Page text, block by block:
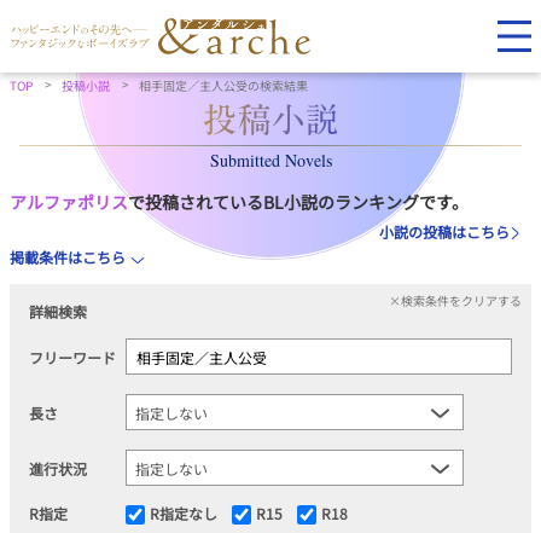
TOP 投稿小説 相手固定／主人公受の検索結果
Submitted Novels
アルファポリスで投稿されているBL小説のランキングです。
小説の投稿はこちら
掲載条件はこちら
詳細検索
×検索条件をクリアする
フリーワード
長さ
進行状況
R指定 R指定なし R15 R18